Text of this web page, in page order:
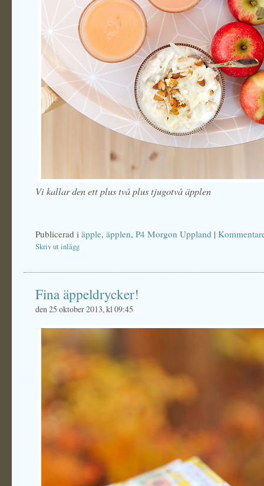
Vi kallar den ett plus två plus tjugotvå äpplen
Publicerad i äpple, äpplen, P4 Morgon Uppland |
Skriv ut inlägg
Fina äppeldrycker!
den 25 oktober 2013, kl 09:45